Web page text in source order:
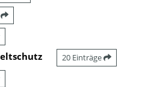
20 Einträge